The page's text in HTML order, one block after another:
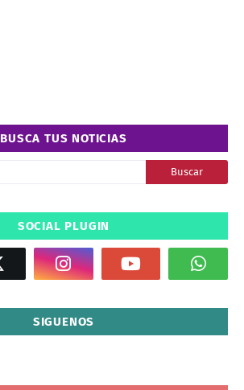
BUSCA TUS NOTICIAS
SOCIAL PLUGIN
SIGUENOS